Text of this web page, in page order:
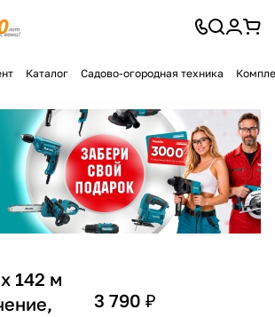
Каталог Садово-огородная техника
142 м
3 790 ₽
части